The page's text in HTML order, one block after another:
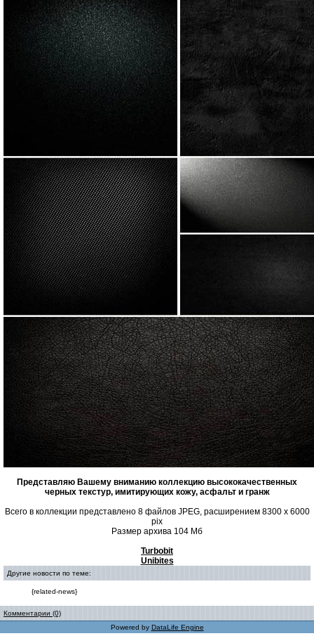
Представляю Вашему вниманию коллекцию высококачественных
черных текстур, имитирующих кожу, асфальт и гранж
Всего в коллекции представлено 8 файлов JPEG, расширением 8300 x 6000
pix
Размер архива 104 Мб
Turbobit
Unibites
Другие новости по теме:
{related-news}
Комментарии (0)
Powered by DataLife Engine